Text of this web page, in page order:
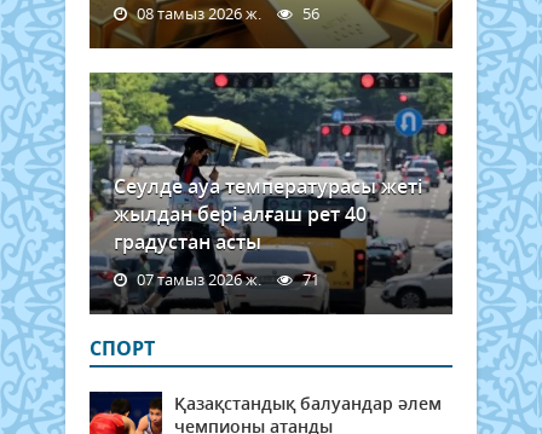
08 тамыз 2026 ж. 56
Сеулде ауа температурасы жеті
жылдан бері алғаш рет 40
градустан асты
07 тамыз 2026 ж. 71
СПОРТ
Қазақстандық балуандар әлем
чемпионы атанды